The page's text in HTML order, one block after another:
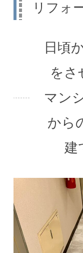
リフォ
日頃
をさ
マン
から
建